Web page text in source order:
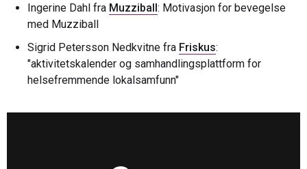
Ingerine Dahl fra Muzziball: Motivasjon for bevegelse
med Muzziball
Sigrid Petersson Nedkvitne fra Friskus:
"aktivitetskalender og samhandlingsplattform for
helsefremmende lokalsamfunn"